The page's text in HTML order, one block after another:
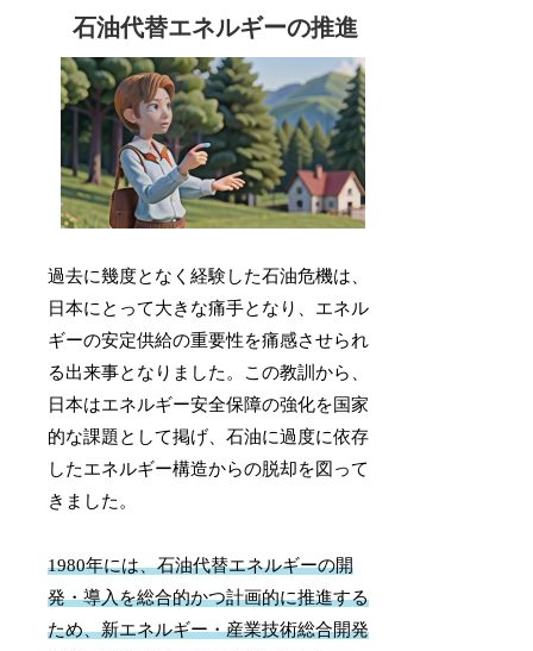
石油代替エネルギーの推進
過去に幾度となく経験した石油危機は、
日本にとって大きな痛手となり、エネル
ギーの安定供給の重要性を痛感させられ
る出来事となりました。この教訓から、
日本はエネルギー安全保障の強化を国家
的な課題として掲げ、石油に過度に依存
したエネルギー構造からの脱却を図って
きました。
1980年には、石油代替エネルギーの開
発・導入を総合的かつ計画的に推進する
ため、新エネルギー・産業技術総合開発